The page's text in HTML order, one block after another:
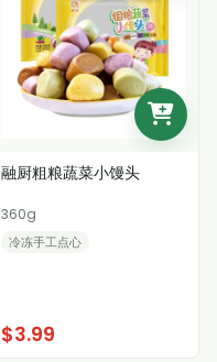
融厨粗粮蔬菜小馒头
360g
冷冻手工点心
$3.99